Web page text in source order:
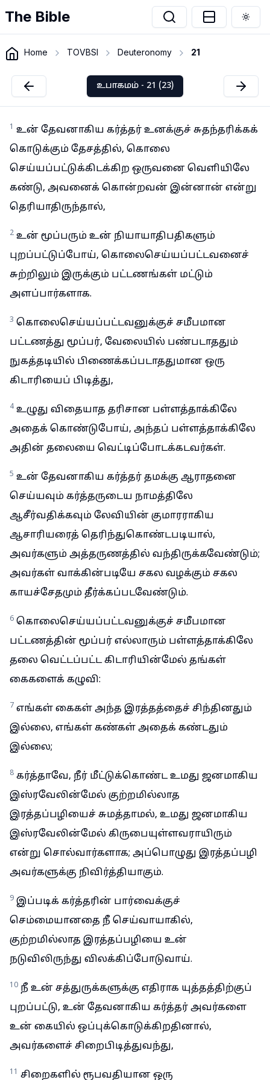
The Bible
Home TOVBSI Deuteronomy 21
உபாகமம் - 21 (23)
1 உன் தேவனாகிய கர்த்தர் உனக்குச் சுதந்தரிக்கக்
கொடுக்கும் தேசத்தில், கொலை
செய்யப்பட்டுக்கிடக்கிற ஒருவனை வெளியிலே
கண்டு, அவனைக் கொன்றவன் இன்னான் என்று
தெரியாதிருந்தால்,
2 உன் மூப்பரும் உன் நியாயாதிபதிகளும்
புறப்பட்டுப்போய், கொலைசெய்யப்பட்டவனைச்
சுற்றிலும் இருக்கும் பட்டணங்கள் மட்டும்
அளப்பார்களாக.
3 கொலைசெய்யப்பட்டவனுக்குச் சமீபமான
பட்டணத்து மூப்பர், வேலையில் பண்படாததும்
நுகத்தடியில் பிணைக்கப்படாததுமான ஒரு
கிடாரியைப் பிடித்து,
4 உழுது விதையாத தரிசான பள்ளத்தாக்கிலே
அதைக் கொண்டுபோய், அந்தப் பள்ளத்தாக்கிலே
அதின் தலையை வெட்டிப்போடக்கடவர்கள்.
5 உன் தேவனாகிய கர்த்தர் தமக்கு ஆராதனை
செய்யவும் கர்த்தருடைய நாமத்திலே
ஆசீர்வதிக்கவும் லேவியின் குமாரராகிய
ஆசாரியரைத் தெரிந்துகொண்டபடியால்,
அவர்களும் அத்தருணத்தில் வந்திருக்கவேண்டும்;
அவர்கள் வாக்கின்படியே சகல வழக்கும் சகல
காயச்சேதமும் தீர்க்கப்படவேண்டும்.
6 கொலைசெய்யப்பட்டவனுக்குச் சமீபமான
பட்டணத்தின் மூப்பர் எல்லாரும் பள்ளத்தாக்கிலே
தலை வெட்டப்பட்ட கிடாரியின்மேல் தங்கள்
கைகளைக் கழுவி:
7 எங்கள் கைகள் அந்த இரத்தத்தைச் சிந்தினதும்
இல்லை, எங்கள் கண்கள் அதைக் கண்டதும்
இல்லை;
8 கர்த்தாவே, நீர் மீட்டுக்கொண்ட உமது ஜனமாகிய
இஸ்ரவேலின்மேல் குற்றமில்லாத
இரத்தப்பழியைச் சுமத்தாமல், உமது ஜனமாகிய
இஸ்ரவேலின்மேல் கிருபையுள்ளவராயிரும்
என்று சொல்வார்களாக; அப்பொழுது இரத்தப்பழி
அவர்களுக்கு நிவிர்த்தியாகும்.
9 இப்படிக் கர்த்தரின் பார்வைக்குச்
செம்மையானதை நீ செய்வாயாகில்,
குற்றமில்லாத இரத்தப்பழியை உன்
நடுவிலிருந்து விலக்கிப்போடுவாய்.
10 நீ உன் சத்துருக்களுக்கு எதிராக யுத்தத்திற்குப்
புறப்பட்டு, உன் தேவனாகிய கர்த்தர் அவர்களை
உன் கையில் ஒப்புக்கொடுக்கிறதினால்,
அவர்களைச் சிறைபிடித்துவந்து,
11 சிறைகளில் ரூபவதியான ஒரு